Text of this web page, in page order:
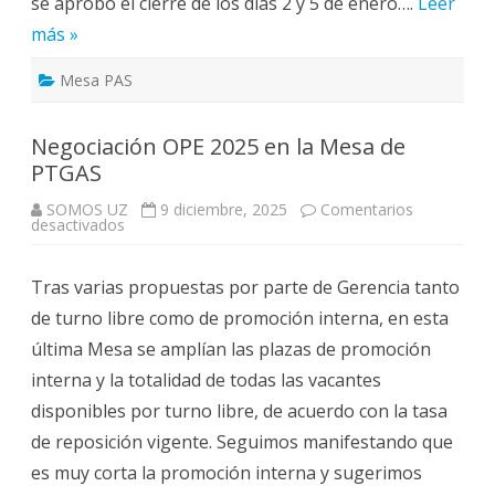
de
más »
Mesa PAS
Negociación OPE 2025 en la Mesa de
PTGAS
SOMOS UZ 9 diciembre, 2025 Comentarios
desactivados
en
la
Mesa
de
PTGAS
Tras varias propuestas por parte de Gerencia tanto
de turno libre como de promoción interna, en esta
última Mesa se amplían las plazas de promoción
interna y la totalidad de todas las vacantes
disponibles por turno libre, de acuerdo con la tasa
de reposición vigente. Seguimos manifestando que
es muy corta la promoción interna y sugerimos